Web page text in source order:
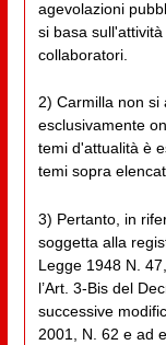
agevolazioni
si basa
collaboratori.
2) Carmilla non si
esclusivamente
temi d'attualità è
temi sopra
3) Pertanto, in
soggetta alla
Legge 1948 N.
l’Art. 3-Bis del
successive
2001, N. 62 e ad